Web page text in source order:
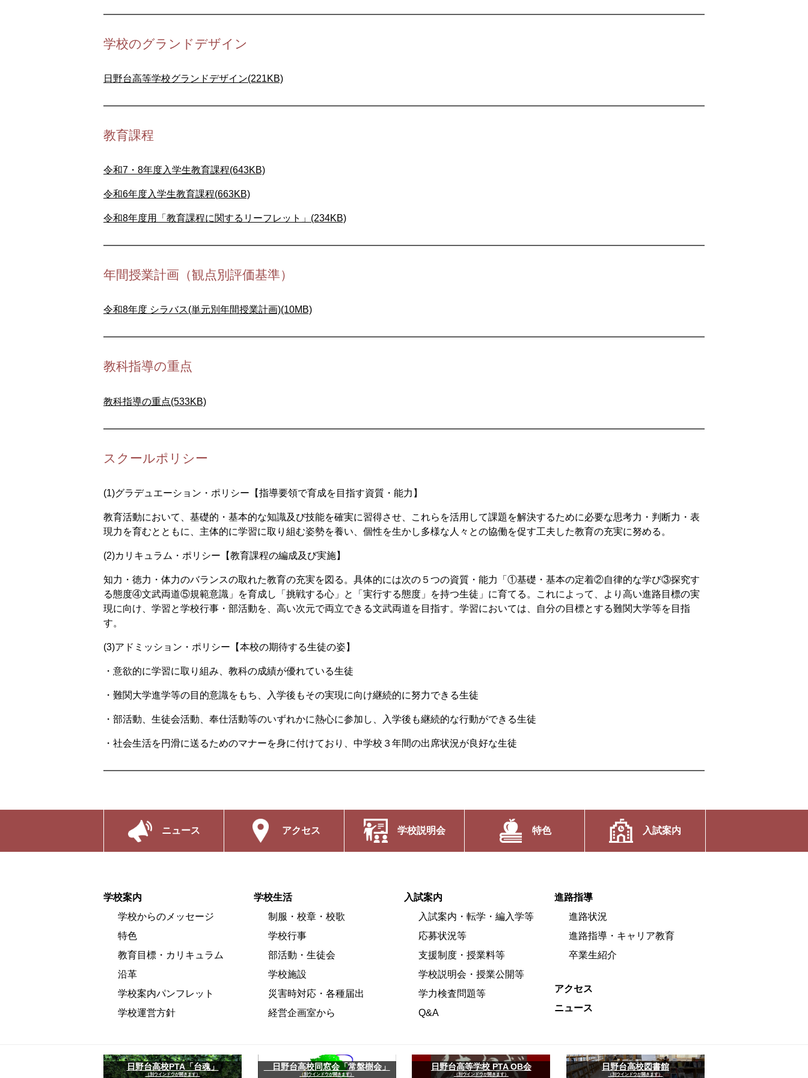
学校のグランドデザイン
日野台高等学校グランドデザイン(221KB)
教育課程
令和7・8年度入学生教育課程(643KB)
令和6年度入学生教育課程(663KB)
令和8年度用「教育課程に関するリーフレット」(234KB)
年間授業計画（観点別評価基準）
令和8年度 シラバス(単元別年間授業計画)(10MB)
教科指導の重点
教科指導の重点(533KB)
スクールポリシー
(1)グラデュエーション・ポリシー【指導要領で育成を目指す資質・能力】
教育活動において、基礎的・基本的な知識及び技能を確実に習得させ、これらを活用して課題を解決するために必要な思考力・判断力・表
現力を育むとともに、主体的に学習に取り組む姿勢を養い、個性を生かし多様な人々との協働を促す工夫した教育の充実に努める。
(2)カリキュラム・ポリシー【教育課程の編成及び実施】
知力・徳力・体力のバランスの取れた教育の充実を図る。具体的には次の５つの資質・能力「①基礎・基本の定着②自律的な学び③探究す
る態度④文武両道⑤規範意識」を育成し「挑戦する心」と「実行する態度」を持つ生徒」に育てる。これによって、より高い進路目標の実
現に向け、学習と学校行事・部活動を、高い次元で両立できる文武両道を目指す。学習においては、自分の目標とする難関大学等を目指
す。
(3)アドミッション・ポリシー【本校の期待する生徒の姿】
・意欲的に学習に取り組み、教科の成績が優れている生徒
・難関大学進学等の目的意識をもち、入学後もその実現に向け継続的に努力できる生徒
・部活動、生徒会活動、奉仕活動等のいずれかに熱心に参加し、入学後も継続的な行動ができる生徒
・社会生活を円滑に送るためのマナーを身に付けており、中学校３年間の出席状況が良好な生徒
ニュース アクセス 学校説明会 特色 入試案内
学校案内
学校からのメッセージ
特色
教育目標・カリキュラム
沿革
学校案内パンフレット
学校運営方針
学校生活
制服・校章・校歌
学校行事
部活動・生徒会
学校施設
災害時対応・各種届出
経営企画室から
入試案内
入試案内・転学・編入学等
応募状況等
支援制度・授業料等
学校説明会・授業公開等
学力検査問題等
Q&A
進路指導
進路状況
進路指導・キャリア教育
卒業生紹介
アクセス
ニュース
日野台高校PTA「台魂」
（別ウインドウが開きます）
日野台高校同窓会「常盤樹会」
（別ウインドウが開きます）
日野台高等学校 PTA OB会
（別ウインドウが開きます）
日野台高校図書館
（別ウインドウが開きます）